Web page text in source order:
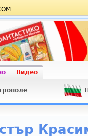
Видео